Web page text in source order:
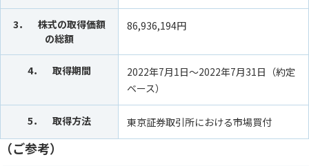
3． 株式の取得価額
の総額
86,936,194円
4． 取得期間
2022年7月1日～2022年7月31日（約定
ベース）
5． 取得方法 東京証券取引所における市場買付
（ご参考）